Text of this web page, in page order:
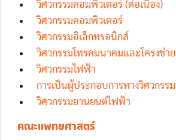
วิศวกรรมคอมพิวเตอร์ (ต่อเนื่อง)
วิศวกรรมคอมพิวเตอร์
วิศวกรรมอิเล็กทรอนิกส์
วิศวกรรมโทรคมนาคมและโครงข่าย
วิศวกรรมไฟฟ้า
การเป็นผู้ประกอบการทางวิศวกรรม
วิศวกรรมยานยนต์ไฟฟ้า
คณะแพทยศาสตร์